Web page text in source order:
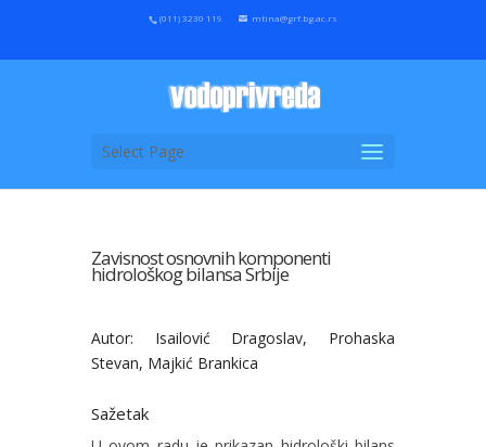
(011) 3230 119 mtina@grf.bg.ac.rs
Select Page
Zavisnost osnovnih komponenti
hidrološkog bilansa Srbije
Autor: Isailović Dragoslav, Prohaska
Stevan, Majkić Brankica
Sažetak